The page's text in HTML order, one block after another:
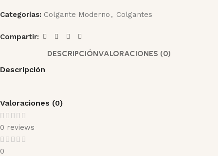
Categorías: Colgante Moderno , Colgantes
Compartir:
DESCRIPCIÓNVALORACIONES (0)
Descripción
Valoraciones (0)
0 reviews
0